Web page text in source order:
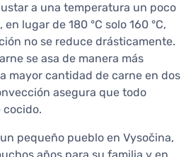
a una temperatura un poco
lugar de 180 °C solo 160 °C,
no se reduce drásticamente.
se asa de manera más
mayor cantidad de carne en dos
asegura que todo
pequeño pueblo en Vysočina,